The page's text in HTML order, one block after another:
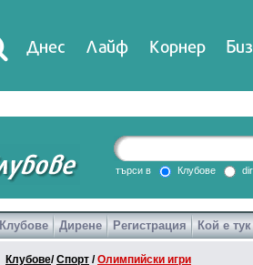
Днес Лайф Корнер
DirTV Impressio
Games
търси в Клубове
Клубове Дирене Регистрация Кой е тук
Клубове/Спорт /Олимпийски игри